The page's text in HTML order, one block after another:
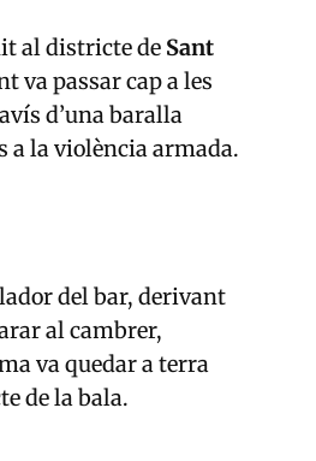
al districte de Sant
va passar cap a les
d’una baralla
a la violència armada.
del bar, derivant
al cambrer,
va quedar a terra
de la bala.